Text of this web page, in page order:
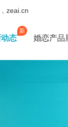
zeai.cn
态
新
婚恋产品